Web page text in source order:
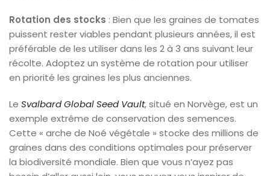
Rotation des stocks : Bien que les graines de tomates
puissent rester viables pendant plusieurs années, il est
préférable de les utiliser dans les 2 à 3 ans suivant leur
récolte. Adoptez un système de rotation pour utiliser
en priorité les graines les plus anciennes.
Le Svalbard Global Seed Vault, situé en Norvège, est un
exemple extrême de conservation des semences.
Cette « arche de Noé végétale » stocke des millions de
graines dans des conditions optimales pour préserver
la biodiversité mondiale. Bien que vous n’ayez pas